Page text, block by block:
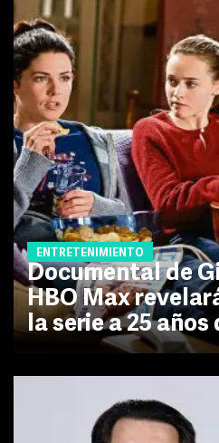
ENTRETENIMIENTO
Documental de
HBO Max
la serie a 25